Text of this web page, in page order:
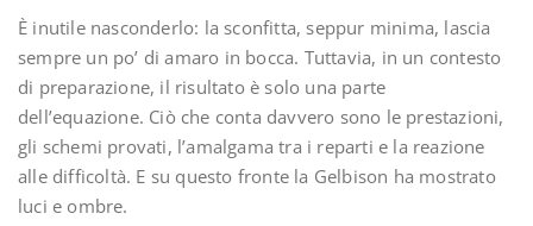
È inutile nasconderlo: la sconfitta, seppur minima, lascia
sempre un po’ di amaro in bocca. Tuttavia, in un contesto
di preparazione, il risultato è solo una parte
dell’equazione. Ciò che conta davvero sono le prestazioni,
gli schemi provati, l’amalgama tra i reparti e la reazione
alle difficoltà. E su questo fronte la Gelbison ha mostrato
luci e ombre.